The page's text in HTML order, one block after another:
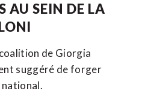
AU SEIN DE LA
de Giorgia
​suggéré de forger
national.